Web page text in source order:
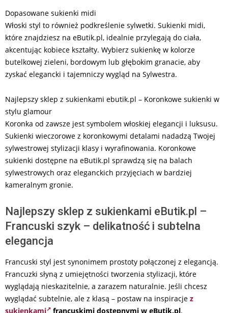
Dopasowane sukienki midi
Włoski styl to również podkreślenie sylwetki. Sukienki midi,
które znajdziesz na eButik.pl, idealnie przylegają do ciała,
akcentując kobiece kształty. Wybierz sukienkę w kolorze
butelkowej zieleni, bordowym lub głębokim granacie, aby
zyskać elegancki i tajemniczy wygląd na Sylwestra.
Najlepszy sklep z sukienkami ebutik.pl – Koronkowe sukienki w
stylu glamour
Koronka od zawsze jest symbolem włoskiej elegancji i luksusu.
Sukienki wieczorowe z koronkowymi detalami nadadzą Twojej
sylwestrowej stylizacji klasy i wyrafinowania. Koronkowe
sukienki dostępne na eButik.pl sprawdzą się na balach
sylwestrowych oraz eleganckich przyjęciach w bardziej
kameralnym gronie.
Najlepszy sklep z sukienkami eButik.pl –
Francuski szyk – delikatność i subtelna
elegancja
Francuski styl jest synonimem prostoty połączonej z elegancją.
Francuzki słyną z umiejętności tworzenia stylizacji, które
wyglądają nieskazitelnie, a zarazem naturalnie. Jeśli chcesz
wyglądać subtelnie, ale z klasą – postaw na inspiracje z
sukienkami
francuskimi dostępnymi w eButik.pl.